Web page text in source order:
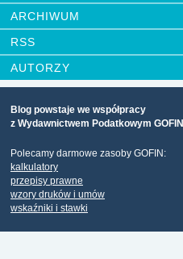
ARCHIWUM
RSS
AUTORZY
Blog powstaje we współpracy
z Wydawnictwem Podatkowym GOFIN
Polecamy darmowe zasoby GOFIN:
kalkulatory
przepisy prawne
wzory druków i umów
wskaźniki i stawki